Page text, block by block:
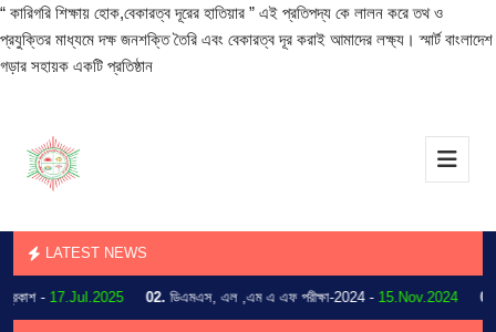
“ কারিগরি শিক্ষায় হোক,বেকারত্ব দূরের হাতিয়ার ” এই প্রতিপদ্য কে লালন করে তথ ও
প্রযুক্তির মাধ্যমে দক্ষ জনশক্তি তৈরি এবং বেকারত্ব দূর করাই আমাদের লক্ষ্য। স্মার্ট বাংলাদেশ
গড়ার সহায়ক একটি প্রতিষ্ঠান
LATEST NEWS
-17.Jul.2025 02. ডিএমএস, এল ,এম এ এফ পরীক্ষা-2024 -15.Nov.2024 03.